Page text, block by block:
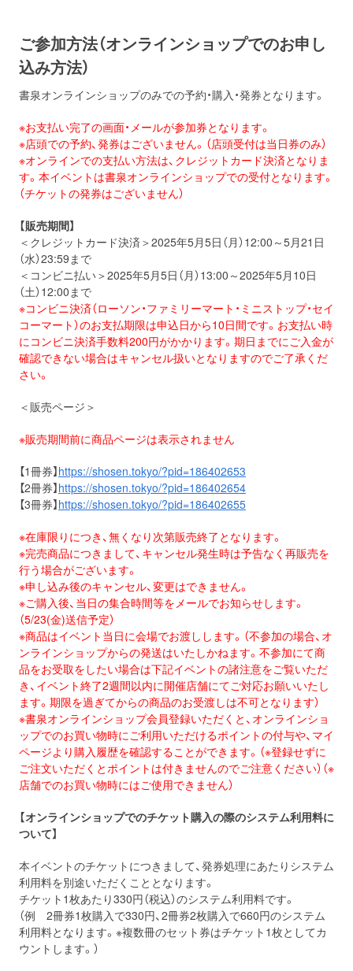
ご参加方法（オンラインショップでのお申し
込み方法）
書泉オンラインショップのみでの予約・購入・発券となります。
※お支払い完了の画面・メールが参加券となります。
※店頭での予約、発券はございません。（店頭受付は当日券のみ）
※オンラインでの支払い方法は、クレジットカード決済となりま
す。本イベントは書泉オンラインショップでの受付となります。
（チケットの発券はございません）
【販売期間】
＜クレジットカード決済＞2025年5月5日（月）12:00～5月21日
（水）23:59まで
＜コンビニ払い＞2025年5月5日（月）13:00～2025年5月10日
（土）12:00まで
※コンビニ決済（ローソン・ファミリーマート・ミニストップ・セイ
コーマート）のお支払期限は申込日から10日間です。お支払い時
にコンビニ決済手数料200円がかかります。期日までにご入金が
確認できない場合はキャンセル扱いとなりますのでご了承くだ
さい。
＜販売ページ＞
※販売期間前に商品ページは表示されません
【1冊券】https://shosen.tokyo/?pid=186402653
【2冊券】https://shosen.tokyo/?pid=186402654
【3冊券】https://shosen.tokyo/?pid=186402655
※在庫限りにつき、無くなり次第販売終了となります。
※完売商品につきまして、キャンセル発生時は予告なく再販売を
行う場合がございます。
※申し込み後のキャンセル、変更はできません。
※ご購入後、当日の集合時間等をメールでお知らせします。
（5/23(金)送信予定）
※商品はイベント当日に会場でお渡しします。（不参加の場合、オ
ンラインショップからの発送はいたしかねます。不参加にて商
品をお受取をしたい場合は下記イベントの諸注意をご覧いただ
き、イベント終了2週間以内に開催店舗にてご対応お願いいたし
ます。期限を過ぎてからの商品のお受渡しは不可となります）
※書泉オンラインショップ会員登録いただくと、オンラインショ
ップでのお買い物時にご利用いただけるポイントの付与や、マイ
ページより購入履歴を確認することができます。（※登録せずに
ご注文いただくとポイントは付きませんのでご注意ください）（※
店舗でのお買い物時にはご使用できません）
【オンラインショップでのチケット購入の際のシステム利用料に
ついて】
本イベントのチケットにつきまして、発券処理にあたりシステム
利用料を別途いただくこととなります。
チケット1枚あたり330円（税込）のシステム利用料です。
（例 2冊券1枚購入で330円、2冊券2枚購入で660円のシステム
利用料となります。※複数冊のセット券はチケット1枚としてカ
ウントします。）